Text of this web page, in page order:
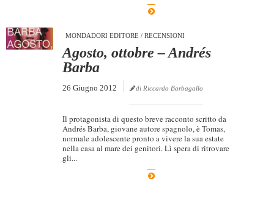
MONDADORI EDITORE/ RECENSIONI
Agosto, ottobre – Andrés
Barba
26 Giugno 2012 di Riccardo Barbagallo
Il protagonista di questo breve racconto scritto da
Andrés Barba, giovane autore spagnolo, è Tomas,
normale adolescente pronto a vivere la sua estate
nella casa al mare dei genitori. Lì spera di ritrovare
gli...